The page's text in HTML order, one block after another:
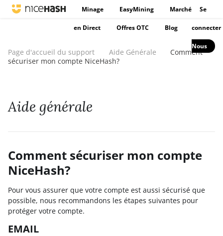
Minage EasyMining Marché
en Direct Offres OTC Blog
Se
connecter
Nous
Page d'accueil du support Aide Générale
Comment
sécuriser mon compte NiceHash?
Aide générale
Comment sécuriser mon compte
NiceHash?
Pour vous assurer que votre compte est aussi sécurisé que
possible, nous recommandons les étapes suivantes pour
protéger votre compte.
EMAIL